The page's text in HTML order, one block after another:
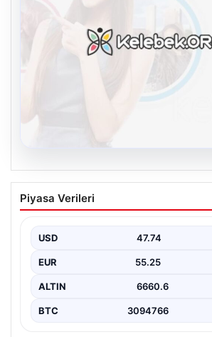
Kelebek sohbet platformu
İletişimin Seviyeli Adresi Ve
İnternet çağında insanların güvenli bir
pek…
Piyasa Verileri
USD 47.74
EUR 55.25
ALTIN 6660.6
BTC 3094766